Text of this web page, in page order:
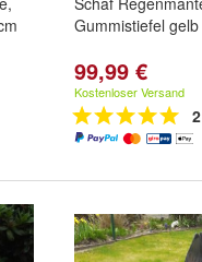
Gummistiefel
99,99 €
Kostenloser Versand
2